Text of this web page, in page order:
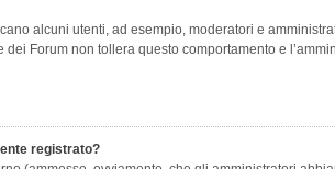
alcuni utenti, ad esempio, moderatori e
Forum non tollera questo comportamento e
registrato?